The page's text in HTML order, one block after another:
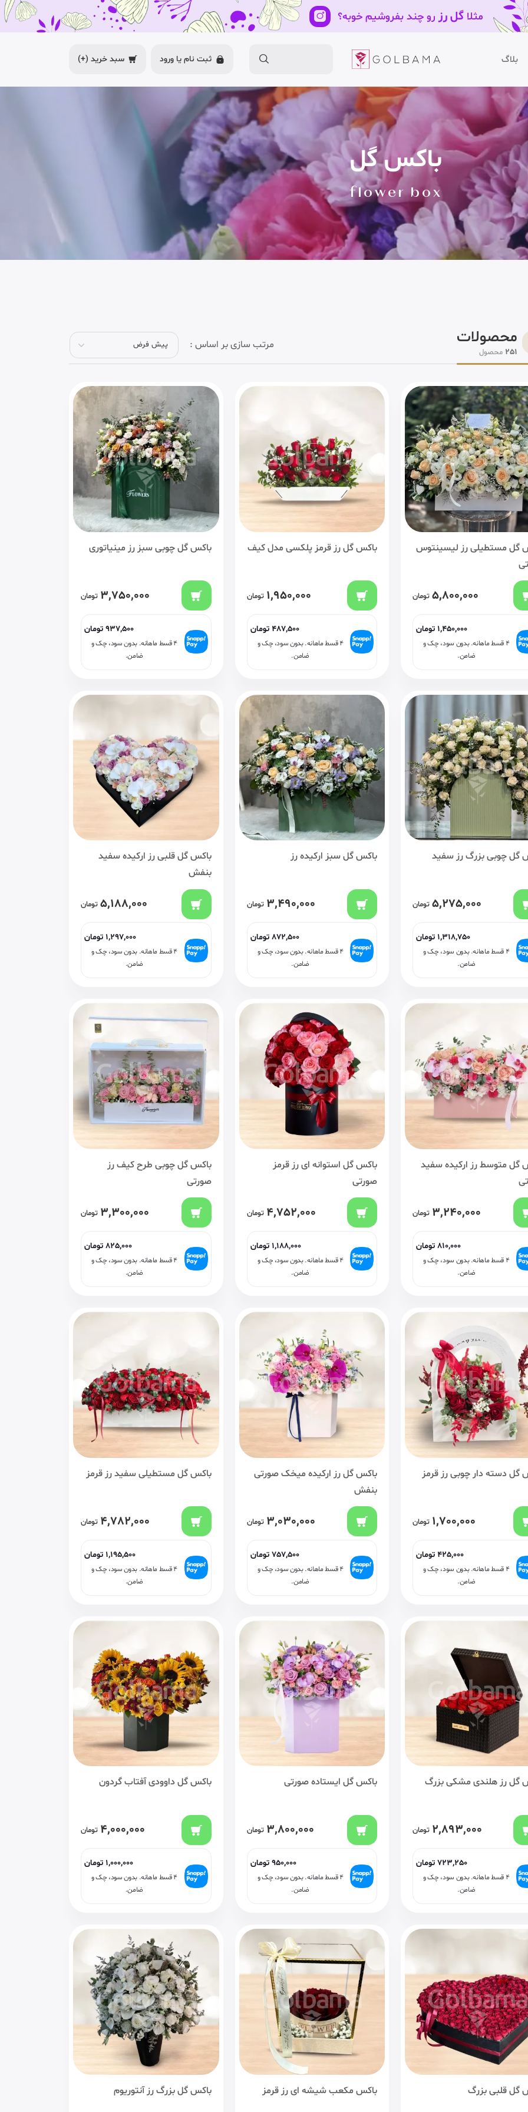
مثلاگل رز رو چند بفروشیم خوبه؟
بلاگ ثبت نام یا ورود سبد خرید (+)
باکس گل
flower box
محصولات
251 محصول
مرتب سازی بر اساس :
گل مستطیلی رز لیسینتوس
5,800,000 تومان
1,450,000 تومان
۴ قسط ماهانه. بدون سود، چک و
ضامن.
باکس گل رز قرمز پلکسی مدل کیف
1,950,000 تومان
487,500 تومان
۴ قسط ماهانه. بدون سود، چک و
ضامن.
باکس گل چوبی سبز رز مینیاتوری
3,750,000 تومان
937,500 تومان
۴ قسط ماهانه. بدون سود، چک و
ضامن.
گل چوبی بزرگ رز سفید
5,275,000 تومان
1,318,750 تومان
۴ قسط ماهانه. بدون سود، چک و
ضامن.
باکس گل سبز ارکیده رز
3,490,000 تومان
872,500 تومان
۴ قسط ماهانه. بدون سود، چک و
ضامن.
باکس گل قلبی رز ارکیده سفید
بنفش
5,188,000 تومان
1,297,000 تومان
۴ قسط ماهانه. بدون سود، چک و
ضامن.
گل متوسط رز ارکیده سفید
3,240,000 تومان
810,000 تومان
۴ قسط ماهانه. بدون سود، چک و
ضامن.
باکس گل استوانه ای رز قرمز
صورتی
4,752,000 تومان
1,188,000 تومان
۴ قسط ماهانه. بدون سود، چک و
ضامن.
باکس گل چوبی طرح کیف رز
صورتی
3,300,000 تومان
825,000 تومان
۴ قسط ماهانه. بدون سود، چک و
ضامن.
گل دسته دار چوبی رز قرمز
1,700,000 تومان
425,000 تومان
۴ قسط ماهانه. بدون سود، چک و
ضامن.
باکس گل رز ارکیده میخک صورتی
بنفش
3,030,000 تومان
757,500 تومان
۴ قسط ماهانه. بدون سود، چک و
ضامن.
باکس گل مستطیلی سفید رز قرمز
4,782,000 تومان
1,195,500 تومان
۴ قسط ماهانه. بدون سود، چک و
ضامن.
گل رز هلندی مشکی بزرگ
2,893,000 تومان
723,250 تومان
۴ قسط ماهانه. بدون سود، چک و
ضامن.
باکس گل ایستاده صورتی
3,800,000 تومان
950,000 تومان
۴ قسط ماهانه. بدون سود، چک و
ضامن.
باکس گل داوودی آفتاب گردون
4,000,000 تومان
1,000,000 تومان
۴ قسط ماهانه. بدون سود، چک و
ضامن.
گل قلبی بزرگ باکس مکعب شیشه ای رز قرمز باکس گل بزرگ رز آنتوریوم